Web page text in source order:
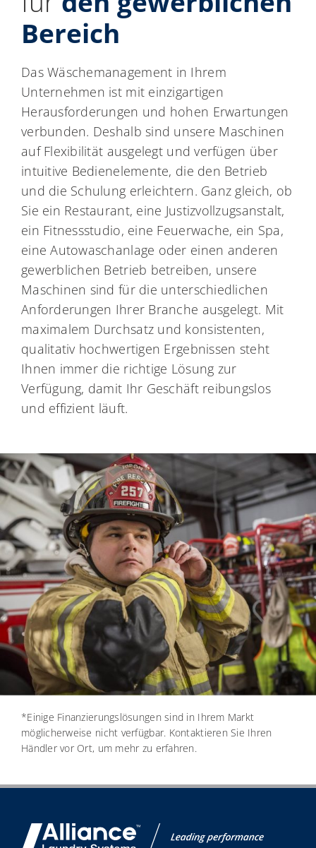
Bereich
Das Wäschemanagement in Ihrem
Unternehmen ist mit einzigartigen
Herausforderungen und hohen Erwartungen
verbunden. Deshalb sind unsere Maschinen
auf Flexibilität ausgelegt und verfügen über
intuitive Bedienelemente, die den Betrieb
und die Schulung erleichtern. Ganz gleich, ob
Sie ein Restaurant, eine Justizvollzugsanstalt,
ein Fitnessstudio, eine Feuerwache, ein Spa,
eine Autowaschanlage oder einen anderen
gewerblichen Betrieb betreiben, unsere
Maschinen sind für die unterschiedlichen
Anforderungen Ihrer Branche ausgelegt. Mit
maximalem Durchsatz und konsistenten,
qualitativ hochwertigen Ergebnissen steht
Ihnen immer die richtige Lösung zur
Verfügung, damit Ihr Geschäft reibungslos
und effizient läuft.
*Einige Finanzierungslösungen sind in Ihrem Markt
möglicherweise nicht verfügbar. Kontaktieren Sie Ihren
Händler vor Ort, um mehr zu erfahren.